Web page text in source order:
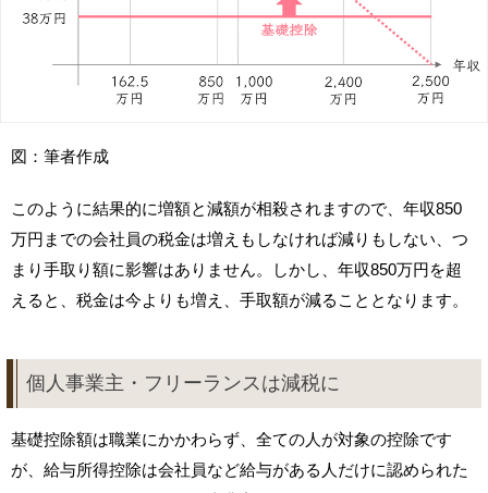
図：筆者作成
このように結果的に増額と減額が相殺されますので、年収850
万円までの会社員の税金は増えもしなければ減りもしない、つ
まり手取り額に影響はありません。しかし、年収850万円を超
えると、税金は今よりも増え、手取額が減ることとなります。
個人事業主・フリーランスは減税に
基礎控除額は職業にかかわらず、全ての人が対象の控除です
が、給与所得控除は会社員など給与がある人だけに認められた